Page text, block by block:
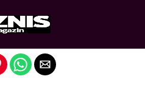
version